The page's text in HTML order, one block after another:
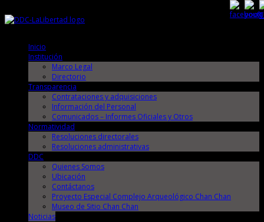
Inicio
Institución
Marco Legal
Directorio
Transparencia
Contrataciones y adquisiciones
Información del Personal
Comunicados – Informes Oficiales y Otros
Normatividad
Resoluciones directorales
Resoluciones administrativas
DDC
Quienes Somos
Ubicación
Contáctanos
Proyecto Especial Complejo Arqueológico Chan Chan
Museo de Sitio Chan Chan
Noticias